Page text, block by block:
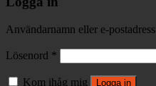
Användarnamn eller e-postadress
Lösenord *
Kom ihåg mig Logga in